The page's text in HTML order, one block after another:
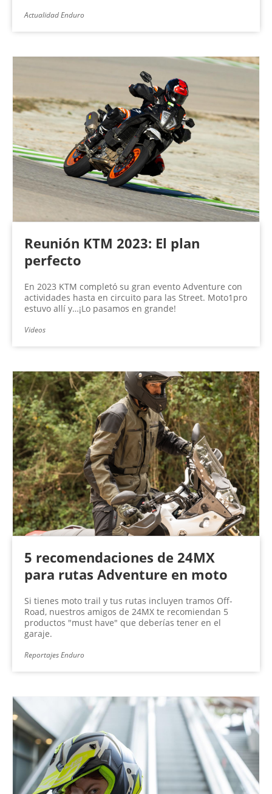
Actualidad Enduro
Reunión KTM 2023: El plan
perfecto
En 2023 KTM completó su gran evento Adventure con
actividades hasta en circuito para las Street. Moto1pro
estuvo allí y…¡Lo pasamos en grande!
Videos
5 recomendaciones de 24MX
para rutas Adventure en moto
Si tienes moto trail y tus rutas incluyen tramos Off-
Road, nuestros amigos de 24MX te recomiendan 5
productos "must have" que deberías tener en el
garaje.
Reportajes Enduro